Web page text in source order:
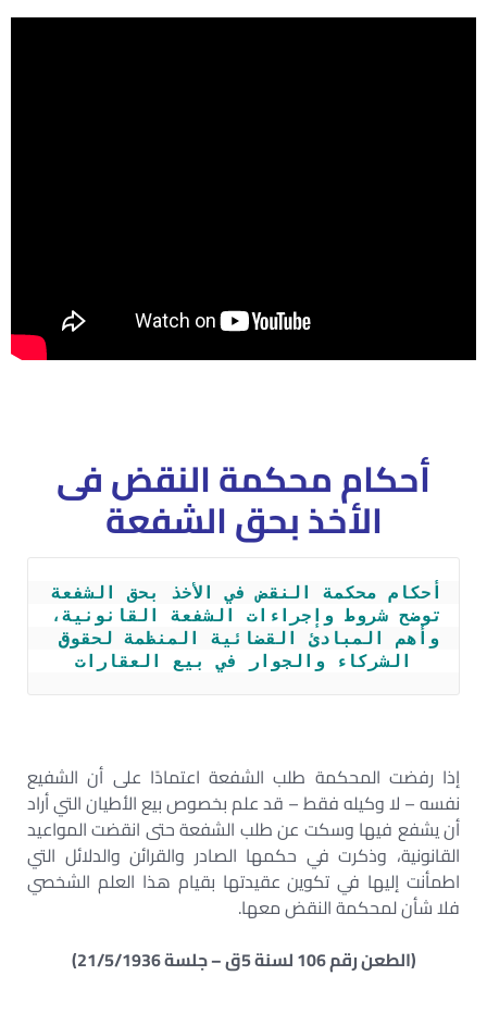
أحكام محكمة النقض فى
الأخذ بحق الشفعة
الشركاء والجوار في بيع العقارات
إذا رفضت المحكمة طلب الشفعة اعتمادًا على أن الشفيع
نفسه – لا وكيله فقط – قد علم بخصوص بيع الأطيان التي أراد
أن يشفع فيها وسكت عن طلب الشفعة حتى انقضت المواعيد
القانونية، وذكرت في حكمها الصادر والقرائن والدلائل التي
اطمأنت إليها في تكوين عقيدتها بقيام هذا العلم الشخصي
فلا شأن لمحكمة النقض معها.
(الطعن رقم 106 لسنة 5ق – جلسة 21/5/1936)